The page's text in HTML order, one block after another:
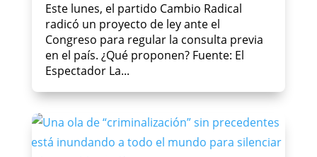
Este lunes, el partido Cambio Radical
radicó un proyecto de ley ante el
Congreso para regular la consulta previa
en el país. ¿Qué proponen? Fuente: El
Espectador La...